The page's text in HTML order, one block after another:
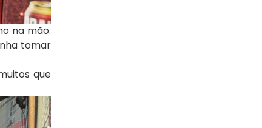
na mão.
tomar
que